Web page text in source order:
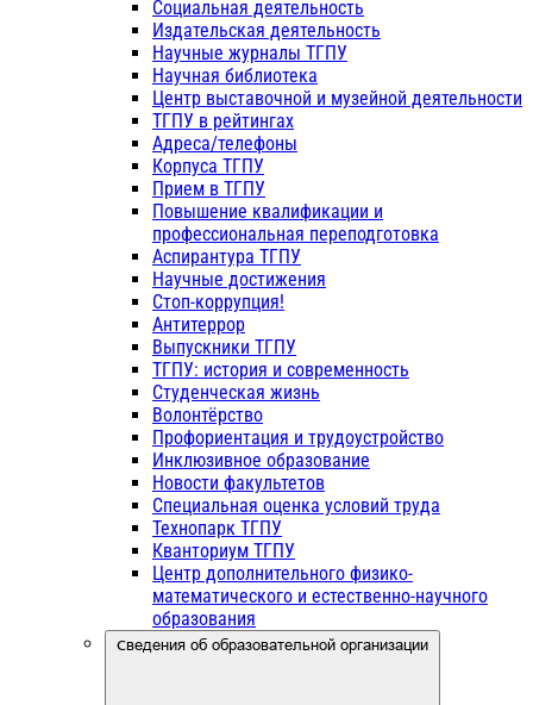
Социальная деятельность
Издательская деятельность
Научные журналы ТГПУ
Научная библиотека
Центр выставочной и музейной деятельности
ТГПУ в рейтингах
Адреса/телефоны
Корпуса ТГПУ
Прием в ТГПУ
Повышение квалификации и
профессиональная переподготовка
Аспирантура ТГПУ
Научные достижения
Стоп-коррупция!
Антитеррор
Выпускники ТГПУ
ТГПУ: история и современность
Студенческая жизнь
Волонтёрство
Профориентация и трудоустройство
Инклюзивное образование
Новости факультетов
Специальная оценка условий труда
Технопарк ТГПУ
Кванториум ТГПУ
Центр дополнительного физико-
математического и естественно-научного
образования
Сведения об образовательной организации